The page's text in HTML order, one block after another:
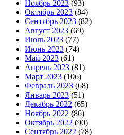
Ноябрь 2023 (93)
Октябрь 2023 (84)
Сентябрь 2023 (82)
Август 2023 (69)
Июль 2023 (77)
Июнь 2023 (74)
Май 2023 (61)
Апрель 2023 (81)
Март 2023 (106)
Февраль 2023 (68)
Январь 2023 (51)
Декабрь 2022 (65)
Ноябрь 2022 (86)
Октябрь 2022 (90)
Сентябрь 2022 (78)